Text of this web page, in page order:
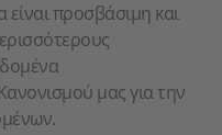
προσβάσιμη και
μας για την